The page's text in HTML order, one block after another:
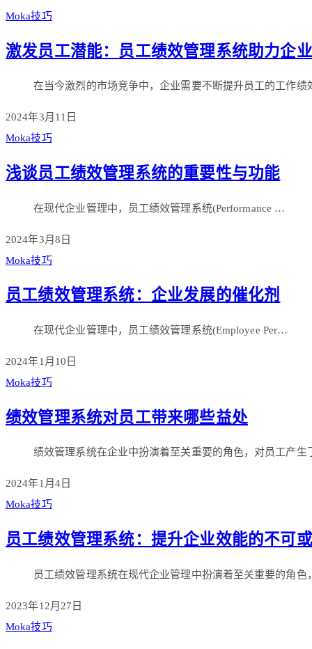
Moka技巧
激发员工潜能：员工绩效管理系统助力企业
在当今激烈的市场竞争中，企业需要不断提升员工的工作
2024年3月11日
Moka技巧
浅谈员工绩效管理系统的重要性与功能
在现代企业管理中，员工绩效管理系统(Performance …
2024年3月8日
Moka技巧
员工绩效管理系统：企业发展的催化剂
在现代企业管理中，员工绩效管理系统(Employee Per…
2024年1月10日
Moka技巧
绩效管理系统对员工带来哪些益处
绩效管理系统在企业中扮演着至关重要的角色，对员工产
2024年1月4日
Moka技巧
员工绩效管理系统：提升企业效能的不可
员工绩效管理系统在现代企业管理中扮演着至关重要的角
2023年12月27日
Moka技巧